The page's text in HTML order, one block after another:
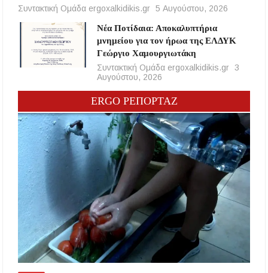
Συντακτική Ομάδα ergoxalkidikis.gr 5 Αυγούστου, 2026
Νέα Ποτίδαια: Αποκαλυπτήρια
μνημείου για τον ήρωα της ΕΛΔΥΚ
Γεώργιο Χαμουργιωτάκη
Συντακτική Ομάδα ergoxalkidikis.gr 3
Αυγούστου, 2026
ERGO ΡΕΠΟΡΤΑΖ